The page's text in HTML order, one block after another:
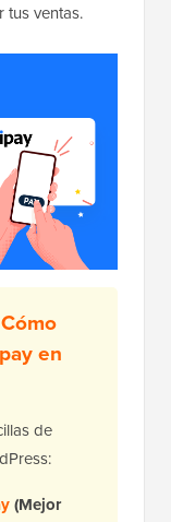
tus ventas.
en
de
(Mejor